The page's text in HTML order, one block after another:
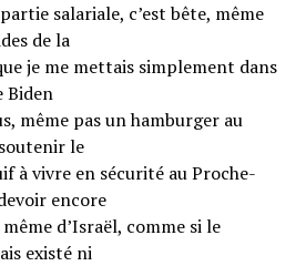
salariale, c’est bête, même
de la
je me mettais simplement dans
Biden
même pas un hamburger au
le
à vivre en sécurité au Proche-
encore
d’Israël, comme si le
existé ni